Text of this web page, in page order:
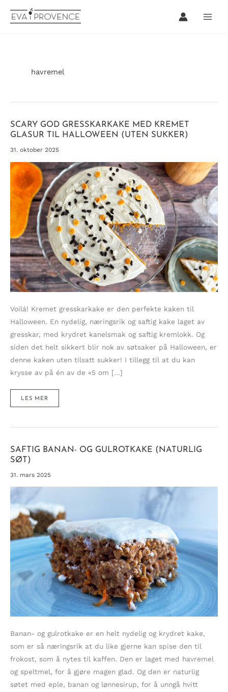
rett
havremel
SCARY GOD GRESSKARKAKE MED KREMET
GLASUR TIL HALLOWEEN (UTEN SUKKER)
31. oktober 2025
Voilá! Kremet gresskarkake er den perfekte kaken til
Halloween. En nydelig, næringsrik og saftig kake laget av
gresskar, med krydret kanelsmak og saftig kremlokk. Og
siden det helt sikkert blir nok av søtsaker på Halloween, er
denne kaken uten tilsatt sukker! I tillegg til at du kan
krysse av på én av de «5 om […]
SCARY
GRESSKARKAKE
TIL
LES MER
SAFTIG BANAN- OG GULROTKAKE (NATURLIG
SØT)
31. mars 2025
Banan- og gulrotkake er en helt nydelig og krydret kake,
som er så næringsrik at du like gjerne kan spise den til
frokost, som å nytes til kaffen. Den er laget med havremel
og speltmel, for å gjøre magen glad. Og den er naturlig
søtet med eple, banan og lønnesirup, for å unngå hvitt